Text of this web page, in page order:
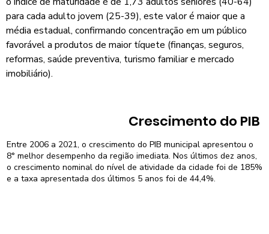
para cada adulto jovem (25-39), este valor é maior que a
média estadual, confirmando concentração em um público
favorável a produtos de maior tíquete (finanças, seguros,
reformas, saúde preventiva, turismo familiar e mercado
imobiliário).
Crescimento do PIB
Entre 2006 a 2021, o crescimento do PIB municipal apresentou o
8° melhor desempenho da região imediata. Nos últimos dez anos,
o crescimento nominal do nível de atividade da cidade foi de 185%
e a taxa apresentada dos últimos 5 anos foi de 44,4%.